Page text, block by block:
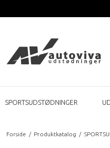
SPORTSUDSTØDNINGER
Forside / Produktkatalog /